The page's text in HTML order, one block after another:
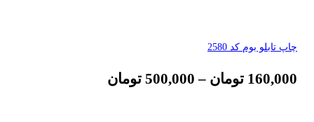
چاپ تابلو بوم کد 2580
160,000 تومان –
500,000 تومان